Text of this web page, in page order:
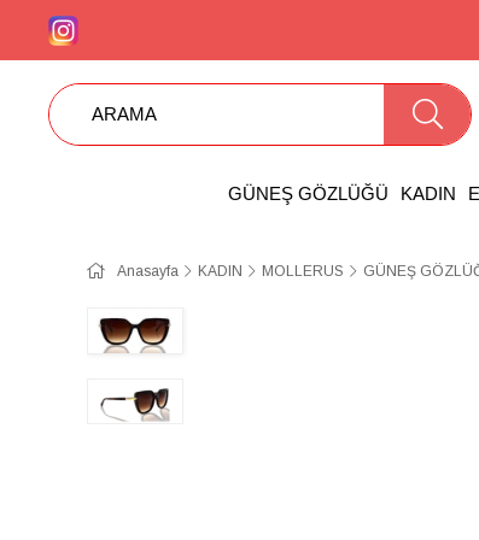
GÜNEŞ GÖZLÜĞÜ KADIN
Anasayfa KADIN MOLLERUS GÜNEŞ